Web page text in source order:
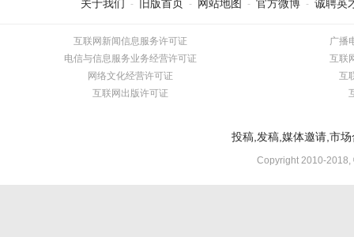
关于我们 - 旧版首页 - 网站地图 - 官方微博 - 诚聘英
互联网新闻信息服务许可证
电信与信息服务业务经营许可证
网络文化经营许可证
互联网出版许可证
广播
互联
互
投稿,发稿,媒体邀请,市
Copyright 2010-2018,